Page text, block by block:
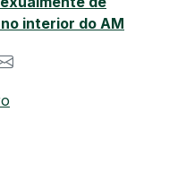
interior do AM